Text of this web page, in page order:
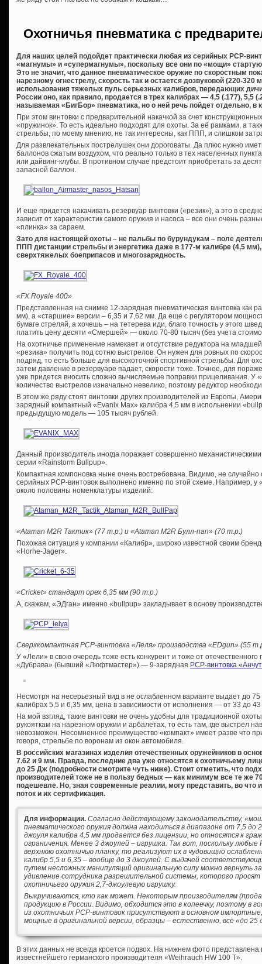
Охотничья пневматика с
Для наших целей подойдет практически любая из серийных PCP-
«магнумы» и «супермагнумы», поскольку все они по «мощи»
Это не значит, что данное пневматическое оружие по скоростным
нарезному огнестрелу, скорость так и остается дозвуковой (220-320
использования тяжелых пуль серьезных калибров, передающих
России оно, как правило, продается в трех калибрах — 4,5 (.177), 5,5
называемая «БигБор» пневматика, но о ней речь пойдет отдельно, в
При этом винтовки с предварительной накачкой за счет
«пружинок». То есть идеально подходят для охоты. За её рамками, а
стрельбы, по моему мнению, не так интересны, как ППП, и слишком
Для развлекательных пострелушек они дороговаты. Да плюс нужно
баллонов сжатым воздухом, что реально только в тех населенных
или дайвинг-клубы. В противном случае предстоит приобретать за
запасной баллон.
И еще придется накачивать резервуар винтовки («резик»), а это в
зависит от характеристик самого оружия и насоса – все они очень
«плинка» за сараем.
Зато для настоящей охоты – не пальбы по бурундукам – поле
ППП дистанции стрельбы и энергетика даже в 177-м калибре (4,5
сверхтяжелых боеприпасов и многозарядность.
«FX Royale 400»
Представленная на снимке 12-зарядная пневматическая винтовка как
мм), а «старшие» версии – 6,35 и 7,62 мм. Да еще с регулятором
бумаге стреляй, а хочешь – на тетерева иди, благо точность у этого
платить цену десяти «Смершей» — около 70-80 тысяч (без учета
На охотничье применение намекает и отсутствие редуктора на
«резика» получить под сотню выстрелов. Он нужен для ровных по
подряд, то есть больше для высокоточной спортивной стрельбы. Для
затем давление в резервуаре падает, скорости тоже. Точнее, для
уже придется вносить сложно вычисляемые поправки прицеливания. У
количество выстрелов изначально невелико, поэтому редуктор
В этом же ряду стоят винтовки других производителей из Европы,
зарядный компактный «Evanix Max» калибра 4,5 мм в испольнении
предыдущую модель — 105 тысяч рублей.
Данный производитель иногда поражает совершенно
серии «Rainstorm Bullpup».
Компактная компоновка ныне очень востребована. Видимо, не случайно
серийных PCP-винтовок выполнено именно по этой схеме. Например,
около половины номенклатуры изделий:
«Ataman M2R Тактик» (77 т.р.) и «Ataman M2R Булл-пап» (70 т.р.)
Похожая ситуация у компании «Калибр», широко известной своим
«Horhe-Jager».
«Cricket» стандарт орех 6,35 мм (90 т.р.)
А, скажем, «ЭДган» именно «bullpup» закладывает в основу
Сверхкомпактная PCP-винтовка «Леля» производства «EDgun» (55
У «Лели» в свою очередь тоже есть конкурент и тоже от
«Дубрава» (бывший «Люфтмастер») — 9-зарядная PCP-винтовка
Несмотря на несерьезный вид в не ослабленном варианте выдает до
калибрах 5,5 и 6,35 мм, цена в зависимости от исполнения — от 33 до
На мой взгляд, такие винтовки не очень удобны для традиционной
рукояткам на нарезном оружии и арбалетах, то есть там, где выстрел
невозможен. Несомненное преимущество «компакт» имеет разве что
говоря, стрельбе по воронам из окон автомобиля.
В российских магазинах изделия отечественных оружейников в
7.62 и 9 мм. Правда, последние два уже относятся к охотничьему
до 25 Дж (подробности смотрите чуть ниже). Стоит отметить, что
производителей тоже не в пользу бедных — как минимум все те же
подешевле. Но, зная современные реалии, могу представить, во что
поток и их сертификация.
Для информации. Согласно действующему законодательству,
пневматического оружия должна находиться в диапазоне от 7,5 до
джоуля калибра 4,5 мм продается без лицензии, но относятся к
ограничения. Менее 3 джоулей – игрушка. Так вот, поскольку
верхнюю охотничью планку, то реализуют их в чудовищно
калибр 5,5 и 6,35 – вообще до 3 джоулей. С выдачей
путем несложных манипуляций оригинальную силу можно вернуть
удивление сотрудника разрешительной системы, которого просят
охотничьего оружия 2,7-джоулевую игрушку.
Выкручиваются, кто как может. Некоторым производителям
продукцию в России. Видимо, обходится это в копеечку, поэтому в
из охотничьих PCP-винтовок присутствуют в основном
мощные в оригинальной версии, образцы – естественно, все «до 25
В этих данных не всегда кроется подвох. На нижнем фото представлена
известнейшего германского производителя «Weihrauch HW 100 T».